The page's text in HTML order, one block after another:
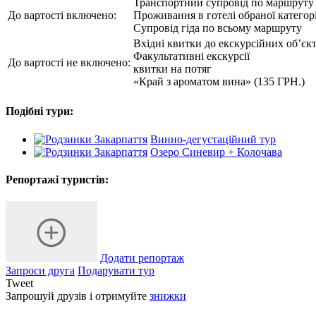
До вартості включено:
Транспортний супровід по
Проживання в готелі обраної
Супровід гіда по всьому маршруту
До вартості не включено:
Вхідні квитки до екскурсійних
Факультативні екскурсії
квитки на потяг
«Край з ароматом вина» (135 ГРН.)
Подібні тури:
Винно-дегустаційний тур
Озеро Синевир + Колочава
Репортажі туристів:
Додати репортаж
Запроси друга Подарувати тур
Tweet
Запрошуй друзів і отримуйте знижки